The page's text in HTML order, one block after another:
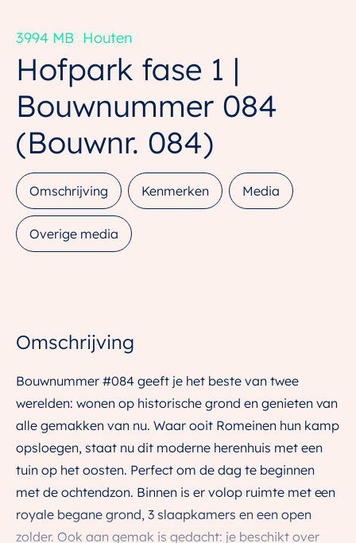
Hofpark fase 1 |
Bouwnummer 084
(Bouwnr. 084)
3994 MB Houten
Omschrijving Kenmerken Media
Overige media
Omschrijving
Bouwnummer #084 geeft je het beste van twee
werelden: wonen op historische grond en genieten van
alle gemakken van nu. Waar ooit Romeinen hun kamp
opsloegen, staat nu dit moderne herenhuis met een
tuin op het oosten. Perfect om de dag te beginnen
met de ochtendzon. Binnen is er volop ruimte met een
royale begane grond, 3 slaapkamers en een open
zolder. Ook aan gemak is gedacht: je beschikt over